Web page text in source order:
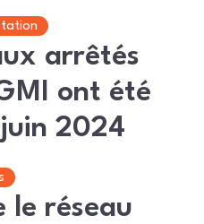
arrêtés
ont été
2024
le réseau